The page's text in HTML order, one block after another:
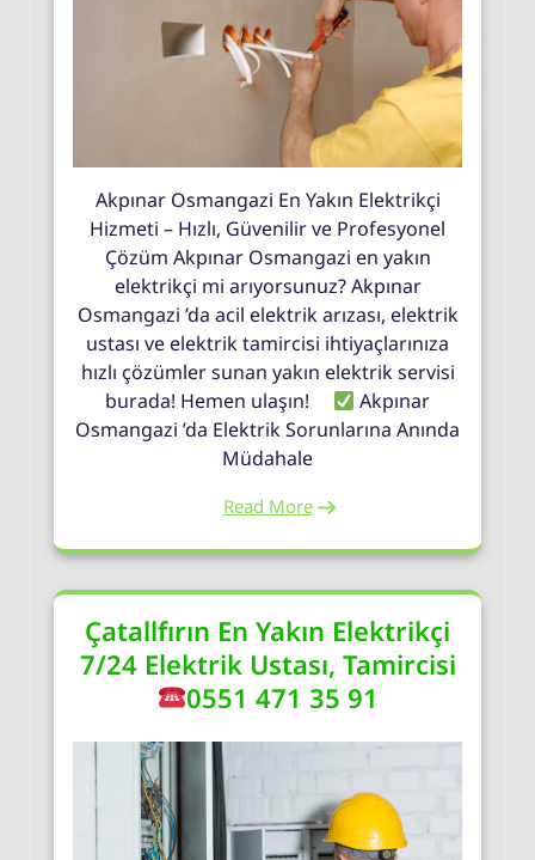
Akpınar Osmangazi En Yakın Elektrikçi
Hizmeti – Hızlı, Güvenilir ve Profesyonel
Çözüm Akpınar Osmangazi en yakın
elektrikçi mi arıyorsunuz? Akpınar
Osmangazi ’da acil elektrik arızası, elektrik
ustası ve elektrik tamircisi ihtiyaçlarınıza
hızlı çözümler sunan yakın elektrik servisi
burada! Hemen ulaşın!
Akpınar
Osmangazi ’da Elektrik Sorunlarına Anında
Müdahale
Read More
Çatallfırın En Yakın Elektrikçi
7/24 Elektrik Ustası, Tamircisi
0551 471 35 91